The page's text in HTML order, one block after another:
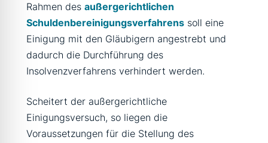
Rahmen desaußergerichtlichen
Schuldenbereinigungsverfahrens soll eine
Einigung mit den Gläubigern angestrebt und
dadurch die Durchführung des
Insolvenzverfahrens verhindert werden.
Scheitert der außergerichtliche
Einigungsversuch, so liegen die
Voraussetzungen für die Stellung des